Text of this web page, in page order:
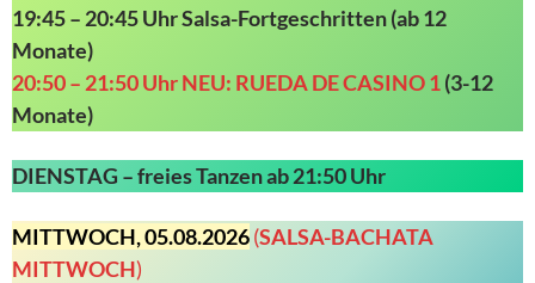
19:45 – 20:45 Uhr Salsa-Fortgeschritten (ab 12
Monate)
20:50 – 21:50 Uhr NEU: RUEDA DE CASINO 1(3-12
Monate)
DIENSTAG –freies Tanzen ab 21:50 Uhr
MITTWOCH, 05.08.2026(SALSA-BACHATA
MITTWOCH)